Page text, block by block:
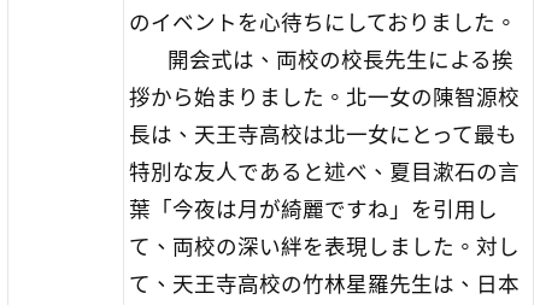
のイベントを心待ちにしておりました。
開会式は、両校の校長先生による挨
拶から始まりました。北一女の陳智源校
長は、天王寺高校は北一女にとって最も
特別な友人であると述べ、夏目漱石の言
葉「今夜は月が綺麗ですね」を引用し
て、両校の深い絆を表現しました。対し
て、天王寺高校の竹林星羅先生は、日本